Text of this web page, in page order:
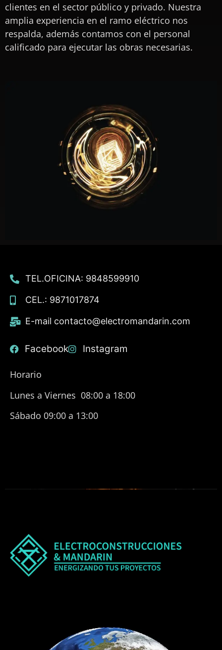
clientes en el sector público y privado. Nuestra
amplia experiencia en el ramo eléctrico nos
respalda, además contamos con el personal
calificado para ejecutar las obras necesarias.
TEL.OFICINA: 9848599910
CEL.: 9871017874
E-mail contacto@electromandarin.com
Facebook Instagram
Horario
Lunes a Viernes 08:00 a 18:00
Sábado 09:00 a 13:00